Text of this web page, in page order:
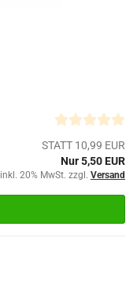
STATT 10,99 EUR
Nur 5,50 EUR
inkl. 20% MwSt. zzgl. Versand